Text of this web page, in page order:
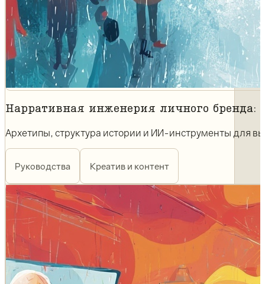
Нарративная инженерия личного бренда:
Архетипы, структура истории и ИИ-инструменты для
Руководства Креатив и контент